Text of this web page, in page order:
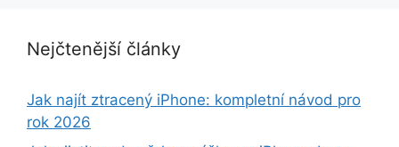
Nejčtenější články
Jak najít ztracený iPhone: kompletní návod pro
rok 2026